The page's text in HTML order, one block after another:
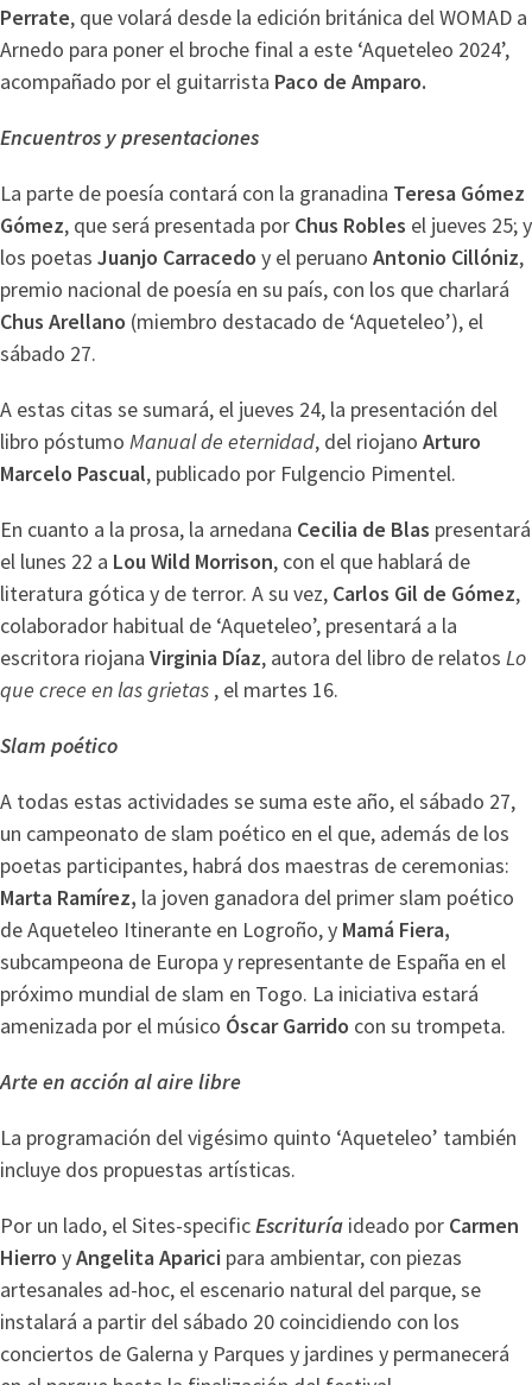
Perrate, que volará desde la edición británica del WOMAD a
Arnedo para poner el broche final a este ‘Aqueteleo 2024’,
acompañado por el guitarrista Paco de Amparo.
Encuentros y presentaciones
La parte de poesía contará con la granadina Teresa Gómez
Gómez, que será presentada por Chus Robles el jueves 25; y
los poetas Juanjo Carracedo y el peruano Antonio Cillóniz,
premio nacional de poesía en su país, con los que charlará
Chus Arellano (miembro destacado de ‘Aqueteleo’), el
sábado 27.
A estas citas se sumará, el jueves 24, la presentación del
libro póstumo Manual de eternidad, del riojano Arturo
Marcelo Pascual, publicado por Fulgencio Pimentel.
En cuanto a la prosa, la arnedana Cecilia de Blas presentará
el lunes 22 a Lou Wild Morrison, con el que hablará de
literatura gótica y de terror. A su vez, Carlos Gil de Gómez,
colaborador habitual de ‘Aqueteleo’, presentará a la
escritora riojana Virginia Díaz, autora del libro de relatos Lo
que crece en las grietas , el martes 16.
Slam poético
A todas estas actividades se suma este año, el sábado 27,
un campeonato de slam poético en el que, además de los
poetas participantes, habrá dos maestras de ceremonias:
Marta Ramírez, la joven ganadora del primer slam poético
de Aqueteleo Itinerante en Logroño, y Mamá Fiera,
subcampeona de Europa y representante de España en el
próximo mundial de slam en Togo. La iniciativa estará
amenizada por el músico Óscar Garrido con su trompeta.
Arte en acción al aire libre
La programación del vigésimo quinto ‘Aqueteleo’ también
incluye dos propuestas artísticas.
Por un lado, el Sites-specificEscrituría ideado por Carmen
Hierro yAngelita Aparici para ambientar, con piezas
artesanales ad-hoc, el escenario natural del parque, se
instalará a partir del sábado 20 coincidiendo con los
conciertos de Galerna y Parques y jardines y permanecerá